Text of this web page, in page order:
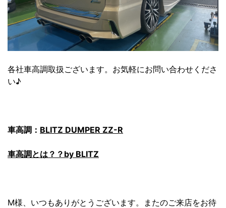
各社車高調取扱ございます。お気軽にお問い合わせくださ
い♪
車高調： BLITZ DUMPER ZZ-R
車高調とは？？by BLITZ
M様、いつもありがとうございます。またのご来店をお待